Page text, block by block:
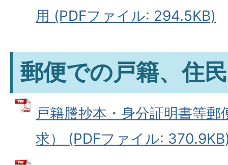
用 (PDFファイル: 294.5KB)
郵便での戸籍、住
戸籍謄抄本・身分証明書等
求） (PDFファイル: